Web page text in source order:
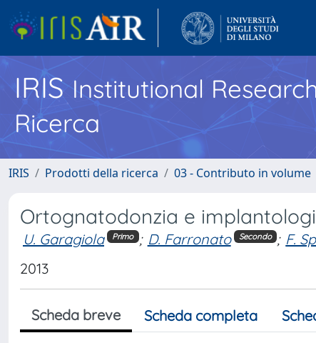
IRISInstitutional
Ricerca
IRIS Prodotti della ricerca 03 - Contributo in volume
Ortognatodonzia e
U. Garagiola Primo ; D. Farronato Secondo ; F.
2013
Scheda breve Scheda completa